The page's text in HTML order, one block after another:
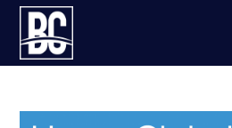
Skip
content